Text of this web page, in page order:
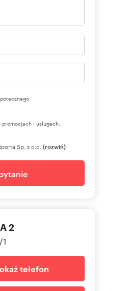
i usługach.
Sp. z o.o. (rozwiń)
2
telefon